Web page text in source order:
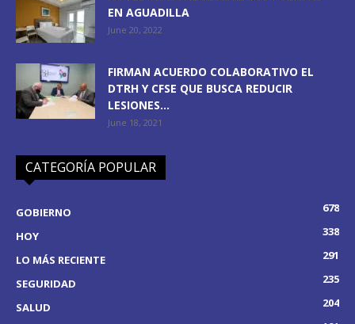
EN AGUADILLA
June 20, 2022
FIRMAN ACUERDO COLABORATIVO EL
DTRH Y CFSE QUE BUSCA REDUCIR
LESIONES...
June 18, 2021
CATEGORÍA POPULAR
GOBIERNO
678
HOY
338
LO MÁS RECIENTE
291
SEGURIDAD
235
SALUD
204